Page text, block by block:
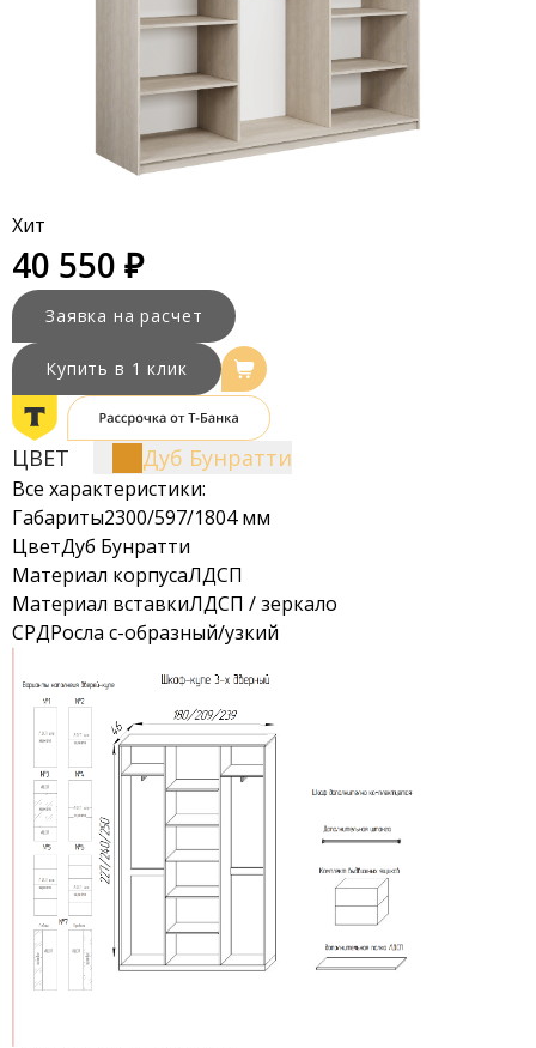
Хит
40 550 ₽
Заявка на расчет
Купить в 1 клик
ЦВЕТ Дуб Бунратти
Все характеристики:
Габариты2300/597/1804 мм
ЦветДуб Бунратти
Материал корпусаЛДСП
Материал вставкиЛДСП / зеркало
СРДРосла с-образный/узкий